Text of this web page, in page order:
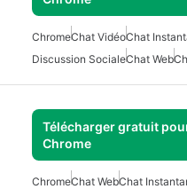
ChromeChat VidéoChat
Discussion SocialeChat Web
Télécharger gratuit
Chrome
ChromeChat WebChat